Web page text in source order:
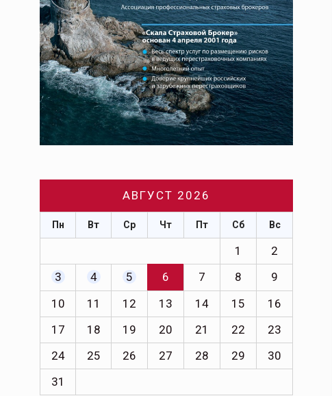
АВГУСТ 2026
Пн Вт Ср Чт Пт Сб Вс
1
2
3
4 5 6 7 8
9
10
11 12 13 14 15
16
17
18 19 20 21 22
23
24
25 26 27 28 29
30
31